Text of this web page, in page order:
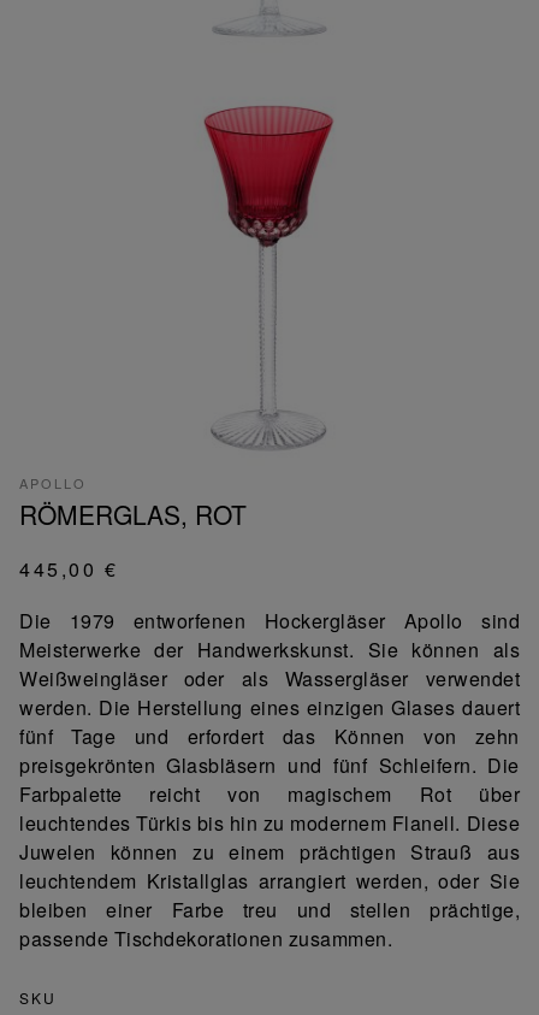
APOLLO
RÖMERGLAS, ROT
445,00 €
Die 1979 entworfenen Hockergläser Apollo sind
Meisterwerke der Handwerkskunst. Sie können als
Weißweingläser oder als Wassergläser verwendet
werden. Die Herstellung eines einzigen Glases dauert
fünf Tage und erfordert das Können von zehn
preisgekrönten Glasbläsern und fünf Schleifern. Die
Farbpalette reicht von magischem Rot über
leuchtendes Türkis bis hin zu modernem Flanell. Diese
Juwelen können zu einem prächtigen Strauß aus
leuchtendem Kristallglas arrangiert werden, oder Sie
bleiben einer Farbe treu und stellen prächtige,
passende Tischdekorationen zusammen.
SKU